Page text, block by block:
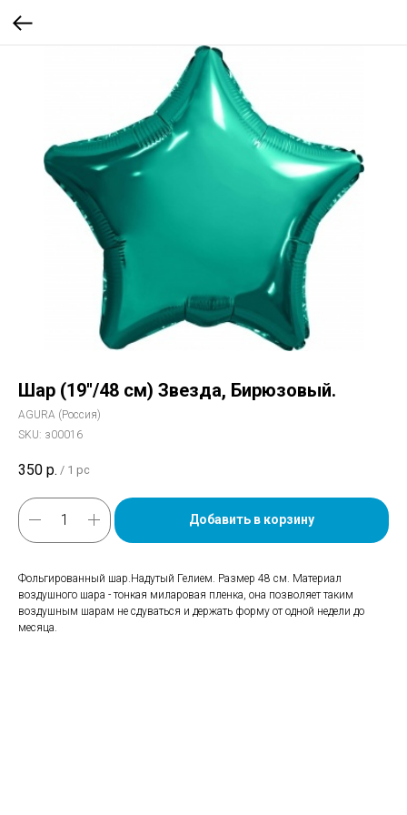
Шар (19''/48 см) Звезда, Бирюзовый.
AGURA (Россия)
SKU: з00016
350 р. / 1 pc
Добавить в корзину
Фольгированный шар.Надутый Гелием. Размер 48 см. Материал
воздушного шара - тонкая миларовая пленка, она позволяет таким
воздушным шарам не сдуваться и держать форму от одной недели до
месяца.